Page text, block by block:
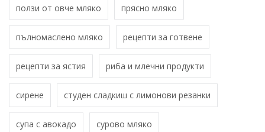
ползи от овче мляко прясно мляко
пълномаслено мляко рецепти за готвене
рецепти за ястия риба и млечни продукти
сирене студен сладкиш с лимонови резанки
супа с авокадо сурово мляко